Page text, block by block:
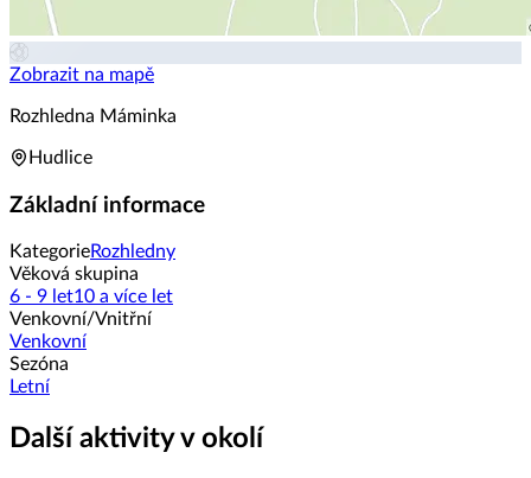
Zobrazit na mapě
Rozhledna Máminka
Hudlice
Základní informace
KategorieRozhledny
Věková skupina
6 - 9 let10 a více let
Venkovní/Vnitřní
Venkovní
Sezóna
Letní
Další aktivity v okolí